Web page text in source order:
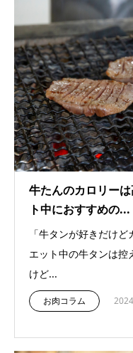
牛たんのカロリー
ト中におすすめの...
「牛タンが好きだけ
エット中の牛タンは控
けど...
お肉コラム